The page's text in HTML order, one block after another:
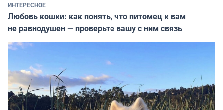
ИНТЕРЕСНОЕ
Любовь кошки: как понять, что питомец к вам
не равнодушен — проверьте вашу с ним связь